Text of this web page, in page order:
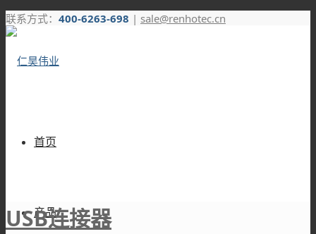
联系方式： 400-6263-698 | sale@renhotec.cn
首页
产品
USB连接器